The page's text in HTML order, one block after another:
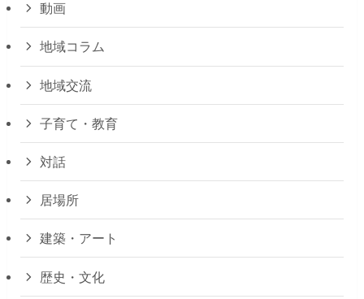
動画
地域コラム
地域交流
子育て・教育
対話
居場所
建築・アート
歴史・文化